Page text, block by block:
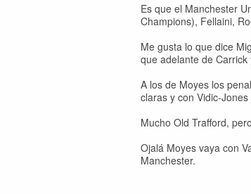
Es que el Manchester
Champions), Fellaini,
Me gusta lo que dice
que adelante de
A los de Moyes los
claras y con Vidic-
Mucho Old Trafford,
Ojalá Moyes vaya con
Manchester.